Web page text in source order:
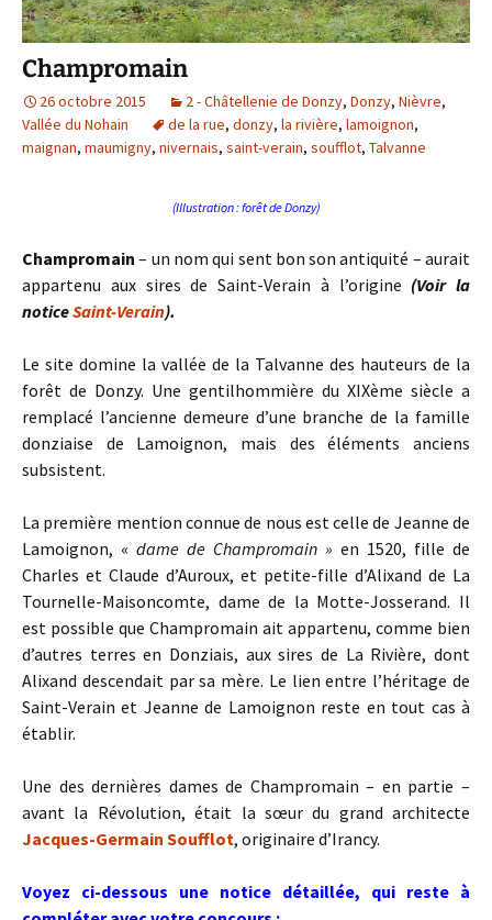
Champromain
26 octobre 2015 2 - Châtellenie de Donzy, Donzy, Nièvre,
Vallée du Nohain
de la rue, donzy, la rivière, lamoignon,
maignan, maumigny, nivernais, saint-verain, soufflot, Talvanne
(Illustration : forêt de Donzy)
Champromain – un nom qui sent bon son antiquité – aurait
appartenu aux sires de Saint-Verain à l’origine (Voir la
noticeSaint-Verain).
Le site domine la vallée de la Talvanne des hauteurs de la
forêt de Donzy. Une gentilhommière du XIXème siècle a
remplacé l’ancienne demeure d’une branche de la famille
donziaise de Lamoignon, mais des éléments anciens
subsistent.
La première mention connue de nous est celle de Jeanne de
Lamoignon, « dame de Champromain » en 1520, fille de
Charles et Claude d’Auroux, et petite-fille d’Alixand de La
Tournelle-Maisoncomte, dame de la Motte-Josserand. Il
est possible que Champromain ait appartenu, comme bien
d’autres terres en Donziais, aux sires de La Rivière, dont
Alixand descendait par sa mère. Le lien entre l’héritage de
Saint-Verain et Jeanne de Lamoignon reste en tout cas à
établir.
Une des dernières dames de Champromain – en partie –
avant la Révolution, était la sœur du grand architecte
Jacques-Germain Soufflot, originaire d’Irancy.
Voyez ci-dessous une notice détaillée, qui reste à